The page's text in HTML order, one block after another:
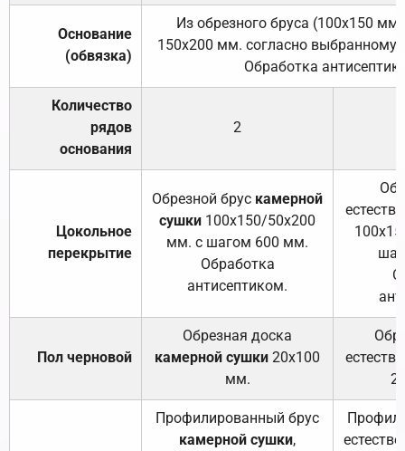
Основание
(обвязка)
Из обрезного бруса (100х150
150х200 мм. согласно выбранному
Обработка
Количество
рядов
основания
2
Цокольное
перекрытие
Обрезной брус камерной
сушки 100х150/50х200
мм. с шагом 600 мм.
Обработка
антисептиком.
Пол черновой
Обрезная доска
камерной сушки 20х100
мм.
Профилированный брус
камерной сушки,